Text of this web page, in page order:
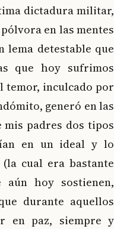
dictadura militar,
en las mentes
lema detestable que
que hoy sufrimos
temor, inculcado por
generó en las
mis padres dos tipos
en un ideal y lo
cual era bastante
hoy sostienen,
durante aquellos
en paz, siempre y